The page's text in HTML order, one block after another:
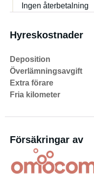
Ingen återbetalning
Hyreskostnader
Deposition
Överlämningsavgift
Extra förare
Fria kilometer
Försäkringar av